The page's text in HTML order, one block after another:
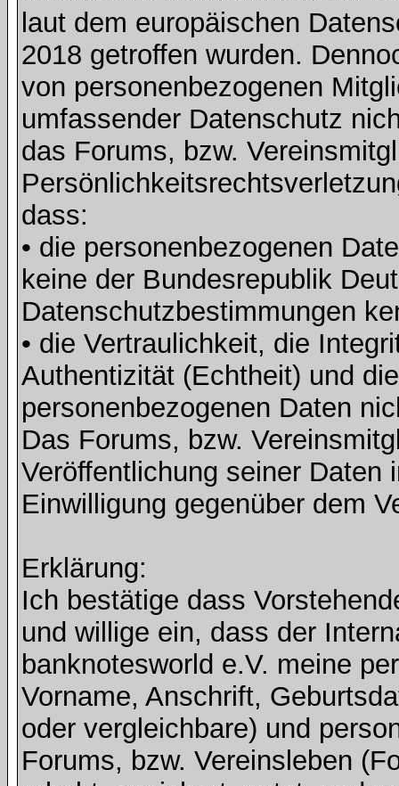
laut dem europäischen
2018 getroffen wurden.
von personenbezogenen
umfassender Datenschutz
das Forums, bzw.
dass:
• die personenbezogenen
keine der Bundesrepublik
Datenschutzbestimmungen
• die Vertraulichkeit, die
Authentizität (Echtheit) und
personenbezogenen Daten
Das Forums, bzw.
Veröffentlichung seiner Daten
Einwilligung gegenüber dem
Erklärung:
Ich bestätige dass
und willige ein, dass der
banknotesworld e.V. meine
Vorname, Anschrift,
oder vergleichbare) und
Forums, bzw. Vereinsleben